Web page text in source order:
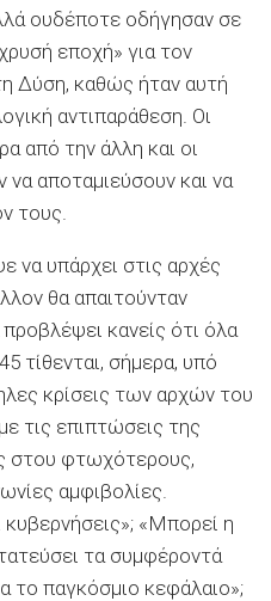
ουδέποτε οδήγησαν σε
εποχή» για τον
Δύση, καθώς ήταν αυτή
αντιπαράθεση. Οι
από την άλλη και οι
αποταμιεύσουν και να
τους.
υπάρχει στις αρχές
θα απαιτούνταν
κανείς ότι όλα
τίθενται, σήμερα, υπό
κρίσεις των αρχών του
τις επιπτώσεις της
στου φτωχότερους,
αμφιβολίες.
κυβερνήσεις»; «Μπορεί η
τα συμφέροντά
το παγκόσμιο κεφάλαιο»;